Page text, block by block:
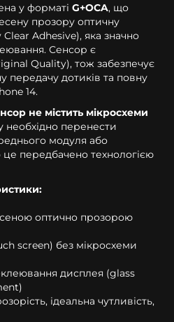
у форматі G+OCA, що
прозору оптичну
Adhesive), яка значно
Сенсор є
Quality), тож забезпечує
передачу дотиків та повну
14.
не містить мікросхеми
необхідно перенести
модуля або
передбачено технологією
оптично прозорою
screen) без мікросхеми
дисплея (glass
ідеальна чутливість,